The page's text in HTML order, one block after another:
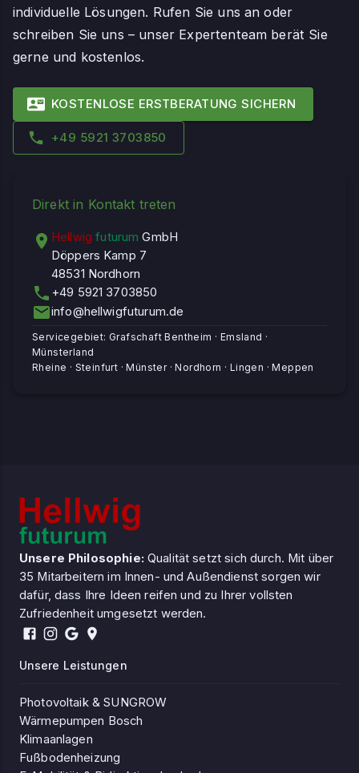
individuelle Lösungen. Rufen Sie uns an oder
schreiben Sie uns – unser Expertenteam berät Sie
gerne und kostenlos.
KOSTENLOSE ERSTBERATUNG SICHERN
+49 5921 3703850
Direkt in Kontakt treten
Hellwig futurum GmbH
Döppers Kamp 7
48531 Nordhorn
+49 5921 3703850
info@hellwigfuturum.de
Servicegebiet: Grafschaft Bentheim · Emsland ·
Münsterland
Rheine · Steinfurt · Münster · Nordhorn · Lingen · Meppen
Unsere Philosophie: Qualität setzt sich durch. Mit über
35 Mitarbeitern im Innen- und Außendienst sorgen wir
dafür, dass Ihre Ideen reifen und zu Ihrer vollsten
Zufriedenheit umgesetzt werden.
Unsere Leistungen
Photovoltaik & SUNGROW
Wärmepumpen Bosch
Klimaanlagen
Fußbodenheizung